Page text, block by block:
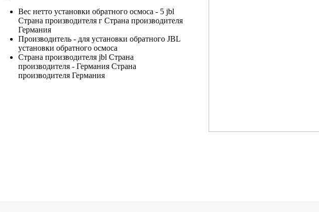
Вес нетто установки обратного осмоса - 5 jbl
Страна производителя г Страна производителя
Германия
Производитель - для установки обратного JBL
установки обратного осмоса
Страна производителя jbl Страна
производителя - Германия Страна
производителя Германия